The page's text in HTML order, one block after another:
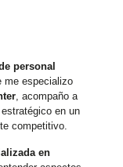
personal
me especializo
, acompaño a
en un
competitivo.
en